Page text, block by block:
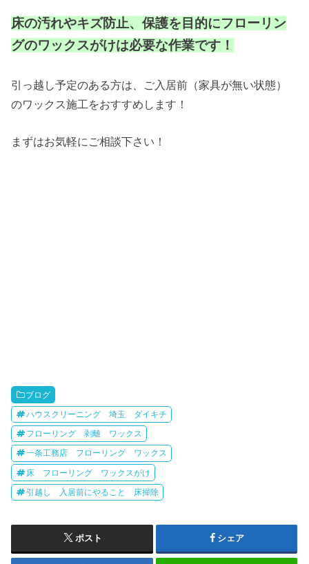
床の汚れやキズ防止、保護を目的にフローリン
グのワックスがけは必要な作業です！
引っ越し予定のある方は、ご入居前（家具が無い状態）
のワックス施工をおすすめします！
まずはお気軽にご相談下さい！
ブログ
ハウスクリーニング 埼玉 ダイキチ
フローリング 剥離 ワックス
一条工務店 フローリング ワックス
床 フローリング ワックスがけ
引越し 入居前にやること 床掃除
ポスト シェア